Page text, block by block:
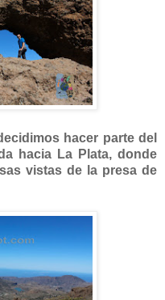
hacer parte del
hacia La Plata, donde
vistas de la presa de